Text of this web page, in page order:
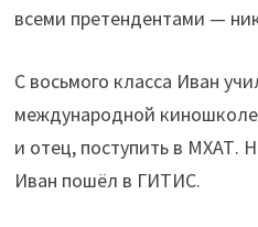
всеми претендентами —
С восьмого класса Иван
международной
и отец, поступить в МХАТ.
Иван пошёл в ГИТИС.